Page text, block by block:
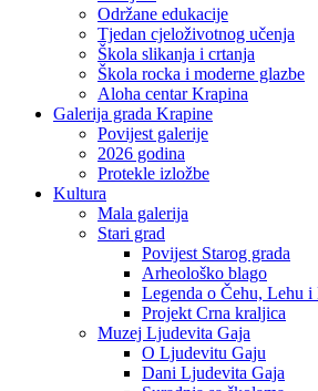
Održane edukacije
Tjedan cjeloživotnog učenja
Škola slikanja i crtanja
Škola rocka i moderne glazbe
Aloha centar Krapina
Galerija grada Krapine
Povijest galerije
2026 godina
Protekle izložbe
Kultura
Mala galerija
Stari grad
Povijest Starog grada
Arheološko blago
Legenda o Čehu, Lehu i
Projekt Crna kraljica
Muzej Ljudevita Gaja
O Ljudevitu Gaju
Dani Ljudevita Gaja